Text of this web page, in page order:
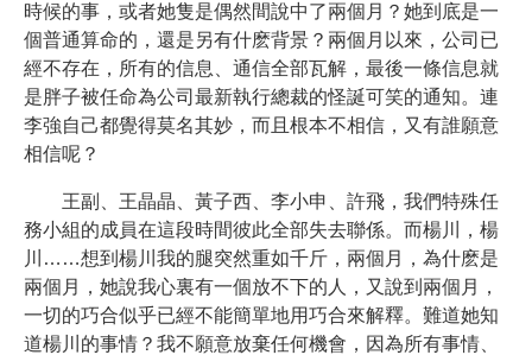
時候的事，或者她隻是偶然間說中了兩個月？她到底是一
個普通算命的，還是另有什麽背景？兩個月以來，公司已
經不存在，所有的信息、通信全部瓦解，最後一條信息就
是胖子被任命為公司最新執行總裁的怪誕可笑的通知。連
李強自己都覺得莫名其妙，而且根本不相信，又有誰願意
相信呢？
王副、王晶晶、黃子西、李小申、許飛，我們特殊任
務小組的成員在這段時間彼此全部失去聯係。而楊川，楊
川……想到楊川我的腿突然重如千斤，兩個月，為什麽是
兩個月，她說我心裏有一個放不下的人，又說到兩個月，
一切的巧合似乎已經不能簡單地用巧合來解釋。難道她知
道楊川的事情？我不願意放棄任何機會，因為所有事情、